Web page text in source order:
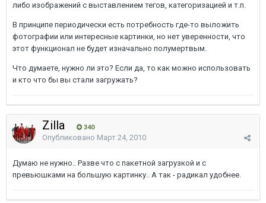
либо изображений с выставлением тегов, категоризацией и т.п.
В принципе периодически есть потребность где-то выложить
фотографии или интересные картинки, но нет уверенности, что
этот функционал не будет изначально полумертвым.
Что думаете, нужно ли это? Если да, то как можно использовать
и кто что бы вы стали загружать?
Zilla 340
Опубликовано Март 24, 2010
Думаю не нужно.. Разве что с пакетной загрузкой и с
превьюшками на большую картинку.. А так - радикал удобнее.